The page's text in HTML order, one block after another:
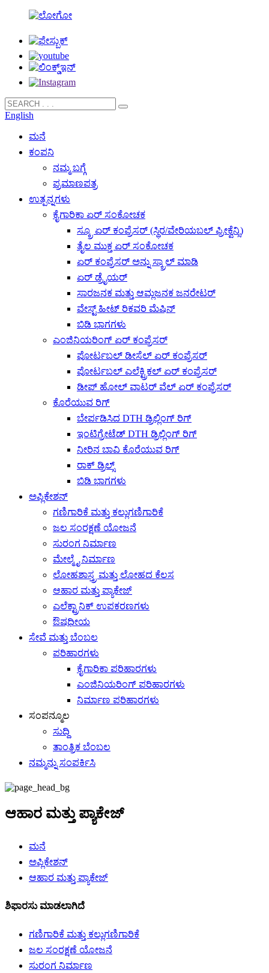
English
ಮನೆ
ಕಂಪನಿ
ನಮ್ಮ ಬಗ್ಗೆ
ಪ್ರಮಾಣಪತ್ರ
ಉತ್ಪನ್ನಗಳು
ಕೈಗಾರಿಕಾ ಏರ್ ಸಂಕೋಚಕ
ಸ್ಕ್ರೂ ಏರ್ ಕಂಪ್ರೆಸರ್ (ಸ್ಥಿರ/ವೇರಿಯಬಲ್ ಫ್ರೀಕ್ವೆನ್ಸಿ)
ತೈಲ ಮುಕ್ತ ಏರ್ ಸಂಕೋಚಕ
ಏರ್ ಕಂಪ್ರೆಸರ್ ಅನ್ನು ಸ್ಕ್ರಾಲ್ ಮಾಡಿ
ಏರ್ ಡ್ರೈಯರ್
ಸಾರಜನಕ ಮತ್ತು ಆಮ್ಲಜನಕ ಜನರೇಟರ್
ವೇಸ್ಟ್ ಹೀಟ್ ರಿಕವರಿ ಮೆಷಿನ್
ಬಿಡಿ ಭಾಗಗಳು
ಎಂಜಿನಿಯರಿಂಗ್ ಏರ್ ಕಂಪ್ರೆಸರ್
ಪೋರ್ಟಬಲ್ ಡೀಸೆಲ್ ಏರ್ ಕಂಪ್ರೆಸರ್
ಪೋರ್ಟಬಲ್ ಎಲೆಕ್ಟ್ರಿಕಲ್ ಏರ್ ಕಂಪ್ರೆಸರ್
ಡೀಪ್ ಹೋಲ್ ವಾಟರ್ ವೆಲ್ ಏರ್ ಕಂಪ್ರೆಸರ್
ಕೊರೆಯುವ ರಿಗ್
ಬೇರ್ಪಡಿಸಿದ DTH ಡ್ರಿಲ್ಲಿಂಗ್ ರಿಗ್
ಇಂಟಿಗ್ರೇಟೆಡ್ DTH ಡ್ರಿಲ್ಲಿಂಗ್ ರಿಗ್
ನೀರಿನ ಬಾವಿ ಕೊರೆಯುವ ರಿಗ್
ರಾಕ್ ಡ್ರಿಲ್ಸ್
ಬಿಡಿ ಭಾಗಗಳು
ಅಪ್ಲಿಕೇಶನ್
ಗಣಿಗಾರಿಕೆ ಮತ್ತು ಕಲ್ಲುಗಣಿಗಾರಿಕೆ
ಜಲ ಸಂರಕ್ಷಣೆ ಯೋಜನೆ
ಸುರಂಗ ನಿರ್ಮಾಣ
ಮೇಲ್ಮೈ ನಿರ್ಮಾಣ
ಲೋಹಶಾಸ್ತ್ರ ಮತ್ತು ಲೋಹದ ಕೆಲಸ
ಆಹಾರ ಮತ್ತು ಪ್ಯಾಕೇಜ್
ಎಲೆಕ್ಟ್ರಾನಿಕ್ ಉಪಕರಣಗಳು
ಔಷಧೀಯ
ಸೇವೆ ಮತ್ತು ಬೆಂಬಲ
ಪರಿಹಾರಗಳು
ಕೈಗಾರಿಕಾ ಪರಿಹಾರಗಳು
ಎಂಜಿನಿಯರಿಂಗ್ ಪರಿಹಾರಗಳು
ನಿರ್ಮಾಣ ಪರಿಹಾರಗಳು
ಸಂಪನ್ಮೂಲ
ಸುದ್ದಿ
ತಾಂತ್ರಿಕ ಬೆಂಬಲ
ನಮ್ಮನ್ನು ಸಂಪರ್ಕಿಸಿ
ಆಹಾರ ಮತ್ತು ಪ್ಯಾಕೇಜ್
ಮನೆ
ಅಪ್ಲಿಕೇಶನ್
ಆಹಾರ ಮತ್ತು ಪ್ಯಾಕೇಜ್
ಶಿಫಾರಸು ಮಾಡಲಾಗಿದೆ
ಗಣಿಗಾರಿಕೆ ಮತ್ತು ಕಲ್ಲುಗಣಿಗಾರಿಕೆ
ಜಲ ಸಂರಕ್ಷಣೆ ಯೋಜನೆ
ಸುರಂಗ ನಿರ್ಮಾಣ